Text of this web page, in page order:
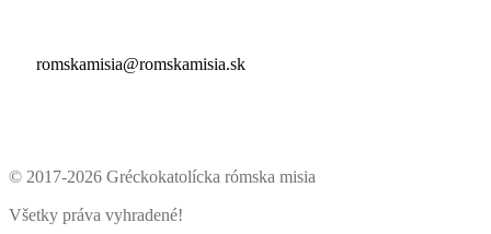
romskamisia@romskamisia.sk
© 2017-2026 Gréckokatolícka rómska misia
Všetky práva vyhradené!